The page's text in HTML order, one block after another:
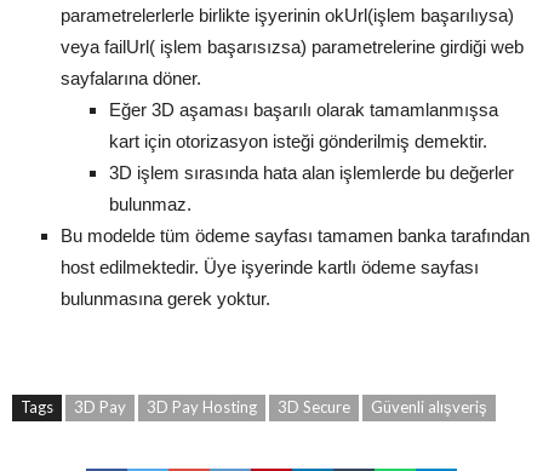
parametrelerlerle birlikte işyerinin okUrl(işlem başarılıysa)
veya failUrl( işlem başarısızsa) parametrelerine girdiği web
sayfalarına döner.
Eğer 3D aşaması başarılı olarak tamamlanmışsa
kart için otorizasyon isteği gönderilmiş demektir.
3D işlem sırasında hata alan işlemlerde bu değerler
bulunmaz.
Bu modelde tüm ödeme sayfası tamamen banka tarafından
host edilmektedir. Üye işyerinde kartlı ödeme sayfası
bulunmasına gerek yoktur.
Tags 3D Pay 3D Pay Hosting 3D Secure Güvenli alışveriş